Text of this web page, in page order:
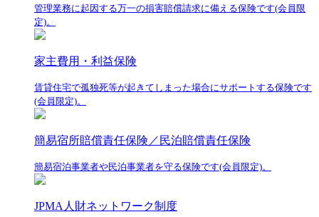
管理業務に起因する万一の損害賠償請求に備える保険です(会員限
定)。
家主費用・利益保険
賃貸住宅で孤独死等が起きてしまった場合にサポートする保険です
(会員限定)。
簡易宿所賠償責任保険／民泊賠償責任保険
簡易宿泊事業者や民泊事業者を守る保険です(会員限定)。
JPMA人財ネットワーク制度